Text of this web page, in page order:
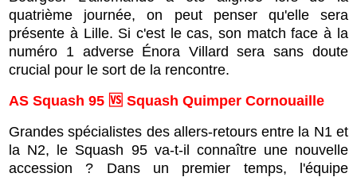
quatrième journée, on peut penser qu'elle sera
présente à Lille. Si c'est le cas, son match face à la
numéro 1 adverse Énora Villard sera sans doute
crucial pour le sort de la rencontre.
AS Squash 95 🆚 Squash Quimper Cornouaille
Grandes spécialistes des allers-retours entre la N1 et
la N2, le Squash 95 va-t-il connaître une nouvelle
accession ? Dans un premier temps, l'équipe